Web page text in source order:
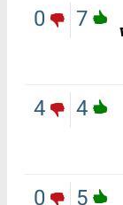
7
0
4
4
5
0